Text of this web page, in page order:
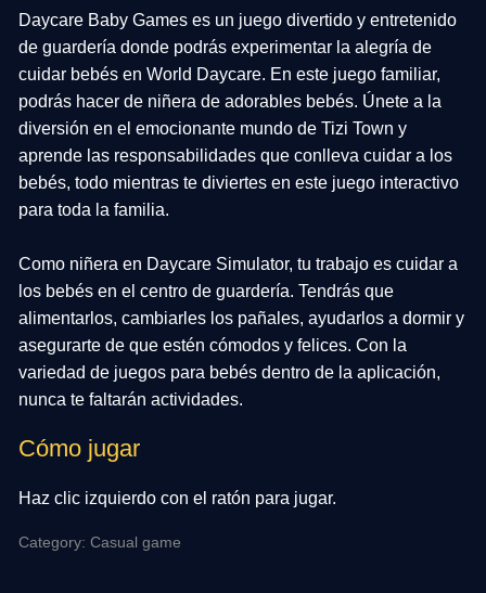
Daycare Baby Games es un juego divertido y entretenido
de guardería donde podrás experimentar la alegría de
cuidar bebés en World Daycare. En este juego familiar,
podrás hacer de niñera de adorables bebés. Únete a la
diversión en el emocionante mundo de Tizi Town y
aprende las responsabilidades que conlleva cuidar a los
bebés, todo mientras te diviertes en este juego interactivo
para toda la familia.
Como niñera en Daycare Simulator, tu trabajo es cuidar a
los bebés en el centro de guardería. Tendrás que
alimentarlos, cambiarles los pañales, ayudarlos a dormir y
asegurarte de que estén cómodos y felices. Con la
variedad de juegos para bebés dentro de la aplicación,
nunca te faltarán actividades.
Cómo jugar
Haz clic izquierdo con el ratón para jugar.
Category: Casual game